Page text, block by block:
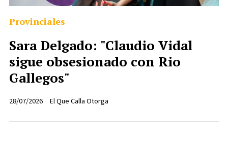
Sara Delgado: "Claudio Vidal
sigue obsesionado con Rio
Gallegos"
El Que Calla Otorga
Provinciales
28/07/2026